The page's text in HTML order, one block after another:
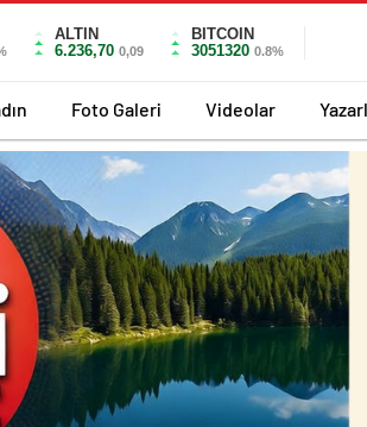
ALTIN
6.236,70 0,09
BITCOIN
3051320 0.8%
Foto Galeri Videolar